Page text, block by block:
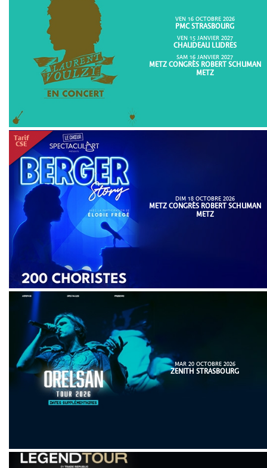
VEN 16 OCTOBRE 2026
PMC STRASBOURG
VEN 15 JANVIER 2027
CHAUDEAU LUDRES
SAM 16 JANVIER 2027
METZ CONGRÈS ROBERT SCHUMAN
METZ
DIM 18 OCTOBRE 2026
METZ CONGRÈS ROBERT SCHUMAN
METZ
MAR 20 OCTOBRE 2026
ZENITH STRASBOURG